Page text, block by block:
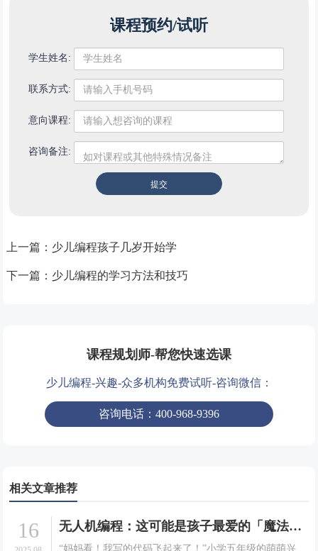
课程预约/试听
学生姓名:
联系方式:
意向课程:
咨询备注:
上一篇： 少儿编程孩子几岁开始学
下一篇： 少儿编程的学习方法和技巧
课程规划师-帮您快速选课
少儿编程-兴趣-众多机构免费试听-咨询微信：
咨询电话：400-968-9396
相关文章推荐
16 无人机编程：这可能是孩子最爱的「魔法课」！
“妈妈看！我写的代码飞起来了！”小学五年级的萌萌兴